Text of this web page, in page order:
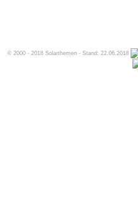
© 2000 - 2018 Solarthemen - Stand: 22.06.2018